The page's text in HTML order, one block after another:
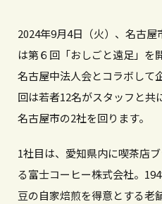
2024年9月4日（火）、名古
は第６回「おしごと遠足」を
名古屋中法人会とコラボして
回は若者12名がスタッフと共
名古屋市の2社を回ります。
1社目は、愛知県内に喫茶店
る富士コーヒー株式会社。
豆の自家焙煎を得意とする老